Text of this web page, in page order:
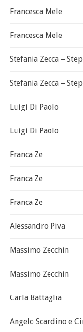
Francesca Mele
Francesca Mele
Stefania Zecca –
Stefania Zecca –
Luigi Di Paolo
Luigi Di Paolo
Franca Ze
Franca Ze
Franca Ze
Alessandro Piva
Massimo Zecchin
Massimo Zecchin
Carla Battaglia
Angelo Scardino e